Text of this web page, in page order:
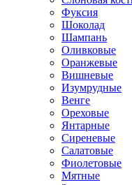
Фуксия
Шоколад
Шампань
Оливковые
Оранжевые
Вишневые
Изумрудные
Венге
Ореховые
Янтарные
Сиреневые
Салатовые
Фиолетовые
Мятные